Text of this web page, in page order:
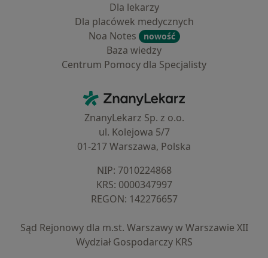
Dla lekarzy
Dla placówek medycznych
Noa Notes
nowość
Baza wiedzy
Centrum Pomocy dla Specjalisty
ZnanyLekarz - Strona główna
ZnanyLekarz Sp. z o.o.
ul. Kolejowa 5/7
01-217 Warszawa, Polska
NIP: ⁠7010224868
KRS: ⁠0000347997
REGON: ⁠142276657
Sąd Rejonowy dla m.st. Warszawy w Warszawie XII
Wydział Gospodarczy KRS